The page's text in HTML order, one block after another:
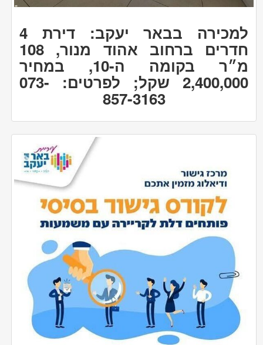
למכירה בבאר יעקב: דירת 4
חדרים ברחוב אהוד מנור, 108
מ״ר בקומה ה-10, במחיר
2,400,000 שקל; לפרטים: 073-
857-3163